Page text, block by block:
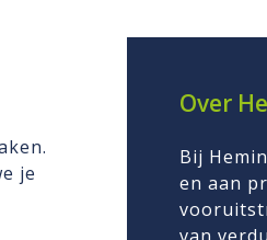
je
Over
Bij
en aan